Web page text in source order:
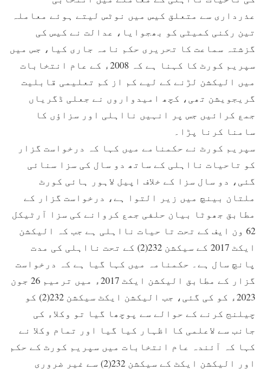
عذرداری سے متعلق کیس میں نوٹس لیتے ہوئے معاملہ
تین رکنی کمیٹی کو بھجوایا، عدالت نے کیس کی
گزشتہ سماعت کا تحریری حکم نامہ جاری کیا، جس میں
سپریم کورٹ کا کہنا ہے کہ 2008ء کے عام انتخابات
میں الیکشن لڑنے کے لیے کم از کم تعلیمی قابلیت
گریجویشن تھی، کچھ امیدواروں نے جعلی ڈگریاں
جمع کرائیں جس پر انہیں نااہلی اور سزاؤں کا
سامنا کرنا پڑا۔
سپریم کورٹ نے حکمنامے میں کہا کہ درخواست گزار
کو تاحیات نااہلی کے ساتھ دو سال کی سزا سنائی
گئی، دو سال سزا کے خلاف اپیل لاہور ہائی کورٹ
ملتان بینچ میں زیر التوا ہے، درخواست گزار کے
مطابق جھوٹا بیان حلفی جمع کروانے کی سزا آرٹیکل
62 ون ایف کے تحت تا حیات نااہلی ہے جب کہ الیکشن
ایکٹ 2017 کے سیکشن 232(2) کے تحت نااہلی کی مدت
پانچ سال ہے۔ حکمنامہ میں کہا گیا ہے کہ درخواست
گزار کے مطابق الیکشن ایکٹ 2017ء میں ترمیم 26 جون
2023ء کو کی گئی، جب الیکشن ایکٹ سیکشن 232(2) کو
چیلنج کرنے کے حوالے سے پوچھا گیا تو وکلاء کی
جانب سے لاعلمی کا اظہار کیا گیا اور تمام وکلا نے
کہا کہ آئندہ عام انتخابات میں سپریم کورٹ کے حکم
اور الیکشن ایکٹ کے سیکشن 232(2) سے غیر ضروری